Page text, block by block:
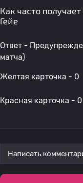
Как часто
Гейе
Ответ -
матча)
Желтая карточка - 0
Красная карточка - 0
Написать